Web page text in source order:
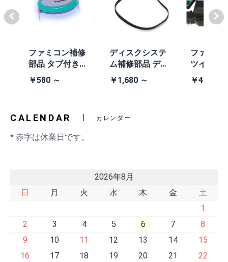
ファミコン補修
部品 タブ付きコ
イン電池(CR203
2)
￥580 ～
ディスクシステ
ム補修部品 ディ
スクシステム用
交換ベルト
￥1,680 ～
ファミコ
ツインフ
ン本体
黒・連射
￥41,980
CALENDAR カレンダー
* 赤字は休業日です。
2026年8月
日
月 火 水 木 金
土
1
2
3 4 5 6 7
8
9
10 11 12 13 14
15
16
17 18 19 20 21 22